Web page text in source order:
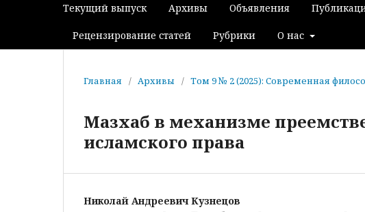
Текущий выпуск Архивы Объявления
Рецензирование статей Рубрики О нас
Главная / Архивы / Том 9 № 2 (2025): Современная
Мазхаб в механизме
исламского права
Николай Андреевич Кузнецов